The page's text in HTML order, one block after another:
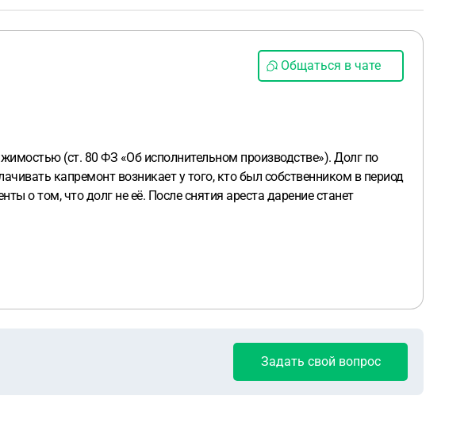
Общаться в чате
(ст. 80 ФЗ «Об исполнительном производстве»). Долг по
капремонт возникает у того, кто был собственником в период
о том, что долг не её. После снятия ареста дарение станет
Задать свой вопрос